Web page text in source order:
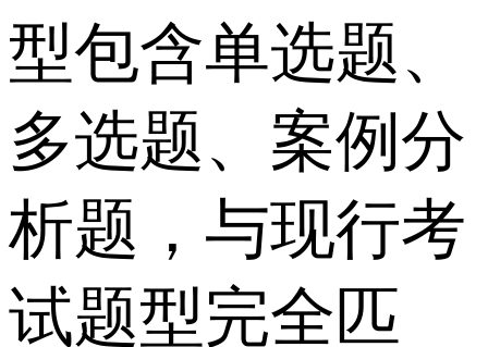
型包含单选题、
多选题、案例分
析题，与现行考
试题型完全匹